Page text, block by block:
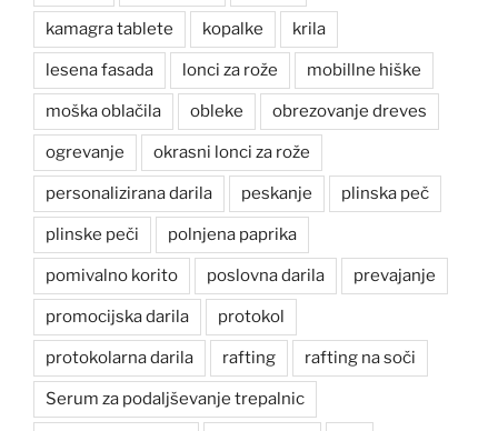
kamagra tablete kopalke krila
lesena fasada lonci za rože mobillne hiške
moška oblačila obleke obrezovanje dreves
ogrevanje okrasni lonci za rože
personalizirana darila peskanje plinska peč
plinske peči polnjena paprika
pomivalno korito poslovna darila prevajanje
promocijska darila protokol
protokolarna darila rafting rafting na soči
Serum za podaljševanje trepalnic